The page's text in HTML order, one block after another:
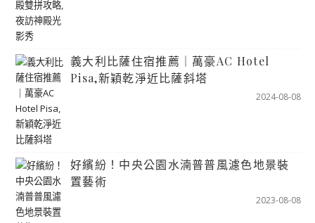
義大利比薩住宿推薦｜萬豪AC Hotel
Pisa,新穎乾淨近比薩斜塔
2024-08-08
好繽紛！中央公園水湳普普風濾色地景裝
置藝術
2023-08-08